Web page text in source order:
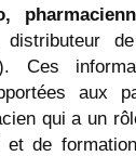
Ces
aux
qui a un
et de